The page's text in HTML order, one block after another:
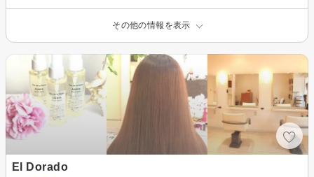
その他の情報を表示
El Dorado